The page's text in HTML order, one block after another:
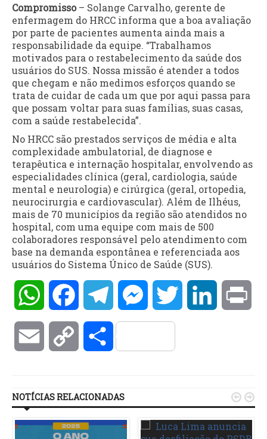
Compromisso– Solange Carvalho, gerente de
enfermagem do HRCC informa que a boa avaliação
por parte de pacientes aumenta ainda mais a
responsabilidade da equipe. “Trabalhamos
motivados para o restabelecimento da saúde dos
usuários do SUS. Nossa missão é atender a todos
que chegam e não medimos esforços quando se
trata de cuidar de cada um que por aqui passa para
que possam voltar para suas famílias, suas casas,
com a saúde restabelecida”.
No HRCC são prestados serviços de média e alta
complexidade ambulatorial, de diagnose e
terapêutica e internação hospitalar, envolvendo as
especialidades clínica (geral, cardiologia, saúde
mental e neurologia) e cirúrgica (geral, ortopedia,
neurocirurgia e cardiovascular). Além de Ilhéus,
mais de 70 municípios da região são atendidos no
hospital, com uma equipe com mais de 500
colaboradores responsável pelo atendimento com
base na demanda espontânea e referenciada aos
usuários do Sistema Único de Saúde (SUS).
WhatsAppFacebookTelegramMessengerTwitter LinkedIn
Email Copy Compartilhar
NOTÍCIAS RELACIONADAS  